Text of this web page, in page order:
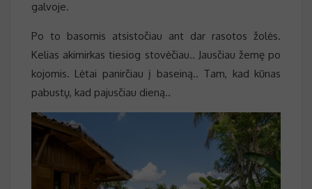
galvoje.
Po to basomis atsistočiau ant dar rasotos žolės.
Kelias akimirkas tiesiog stovėčiau.. Jausčiau žemę po
kojomis. Lėtai panirčiau į baseiną.. Tam, kad kūnas
pabustų, kad pajusčiau dieną..